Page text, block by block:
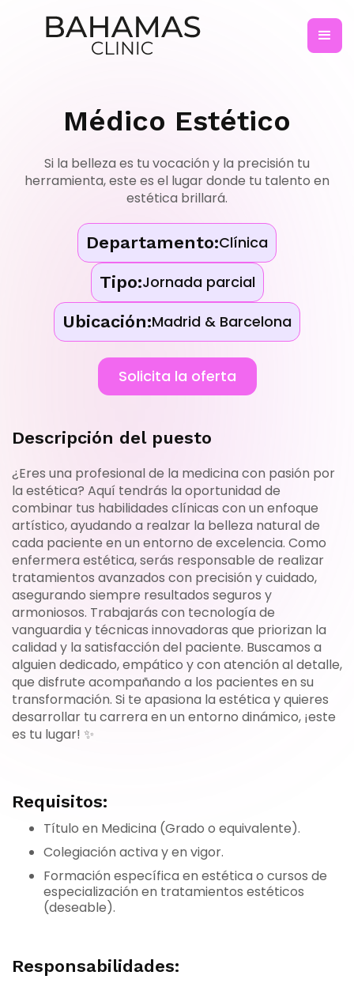
Médico Estético
Si la belleza es tu vocación y la precisión tu
herramienta, este es el lugar donde tu talento en
estética brillará.
Departamento:Clínica
Tipo:Jornada parcial
Ubicación:Madrid & Barcelona
Solicita la oferta
Descripción del puesto
¿Eres una profesional de la medicina con pasión por
la estética? Aquí tendrás la oportunidad de
combinar tus habilidades clínicas con un enfoque
artístico, ayudando a realzar la belleza natural de
cada paciente en un entorno de excelencia. Como
enfermera estética, serás responsable de realizar
tratamientos avanzados con precisión y cuidado,
asegurando siempre resultados seguros y
armoniosos. Trabajarás con tecnología de
vanguardia y técnicas innovadoras que priorizan la
calidad y la satisfacción del paciente. Buscamos a
alguien dedicado, empático y con atención al detalle,
que disfrute acompañando a los pacientes en su
transformación. Si te apasiona la estética y quieres
desarrollar tu carrera en un entorno dinámico, ¡este
es tu lugar! ✨
Requisitos:
Título en Medicina (Grado o equivalente).
Colegiación activa y en vigor.
Formación específica en estética o cursos de
especialización en tratamientos estéticos
(deseable).
Responsabilidades: